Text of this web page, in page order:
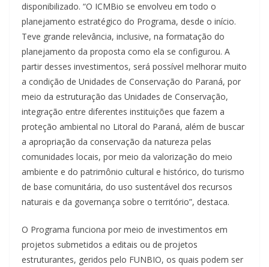
disponibilizado. “O ICMBio se envolveu em todo o
planejamento estratégico do Programa, desde o início.
Teve grande relevância, inclusive, na formatação do
planejamento da proposta como ela se configurou. A
partir desses investimentos, será possível melhorar muito
a condição de Unidades de Conservação do Paraná, por
meio da estruturação das Unidades de Conservação,
integração entre diferentes instituições que fazem a
proteção ambiental no Litoral do Paraná, além de buscar
a apropriação da conservação da natureza pelas
comunidades locais, por meio da valorização do meio
ambiente e do patrimônio cultural e histórico, do turismo
de base comunitária, do uso sustentável dos recursos
naturais e da governança sobre o território”, destaca.
O Programa funciona por meio de investimentos em
projetos submetidos a editais ou de projetos
estruturantes, geridos pelo FUNBIO, os quais podem ser